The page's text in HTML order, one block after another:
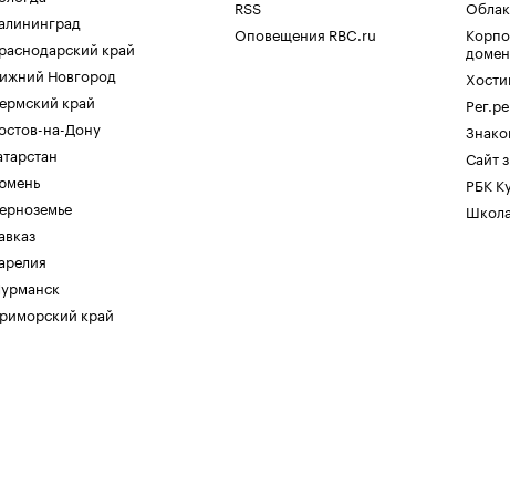
край
Новгород
край
на-Дону
край
RSS
Оповещения RBC.ru
Сайт
РБК